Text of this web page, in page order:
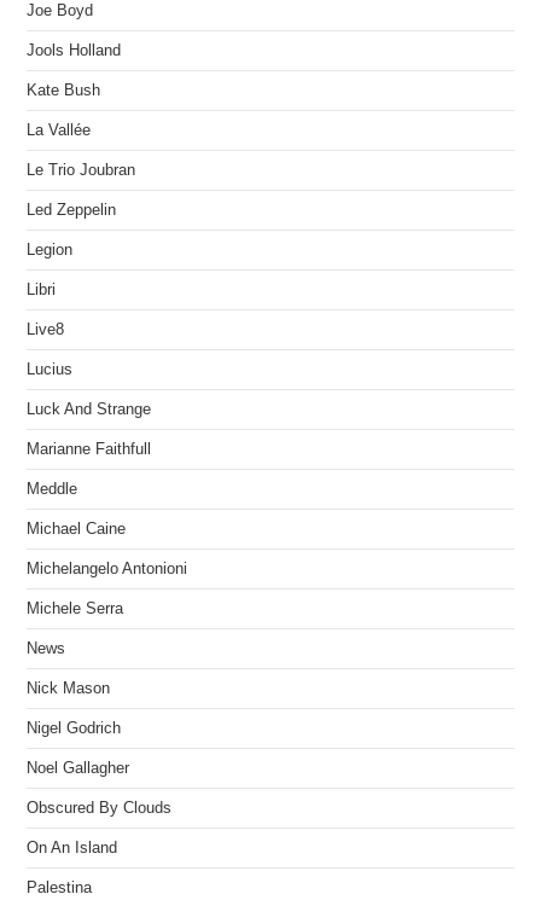
Joe Boyd
Jools Holland
Kate Bush
La Vallée
Le Trio Joubran
Led Zeppelin
Legion
Libri
Live8
Lucius
Luck And Strange
Marianne Faithfull
Meddle
Michael Caine
Michelangelo Antonioni
Michele Serra
News
Nick Mason
Nigel Godrich
Noel Gallagher
Obscured By Clouds
On An Island
Palestina